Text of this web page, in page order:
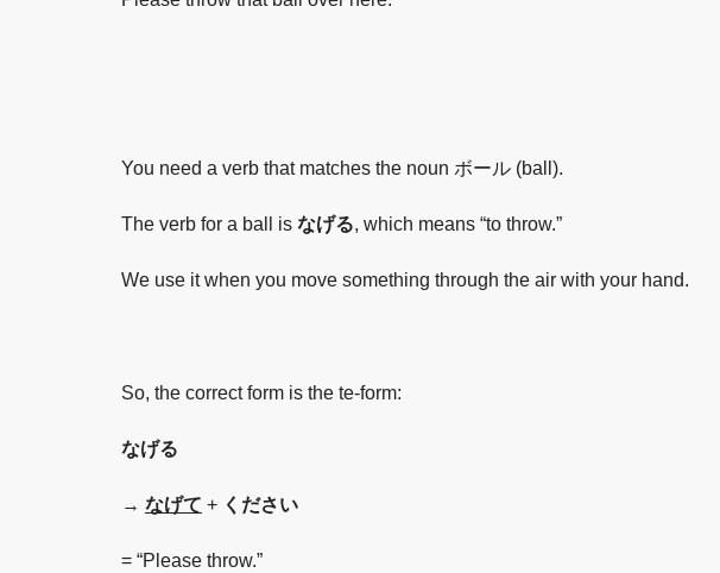
You need a verb that matches the noun ボール (ball).
The verb for a ball is なげる, which means “to throw.”
We use it when you move something through the air with your hand.
So, the correct form is the te-form:
なげる
→ なげて + ください
= “Please throw.”